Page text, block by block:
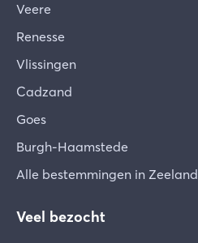
Veere
Renesse
Vlissingen
Cadzand
Goes
Burgh-Haamstede
Alle bestemmingen in Zeeland
Veel bezocht